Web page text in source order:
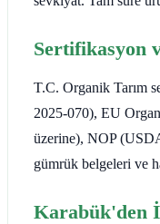
Sertifikasyon
T.C. Organik Tarım
2025-070), EU
üzerine), NOP
gümrük belgeleri ve
Karabük'den